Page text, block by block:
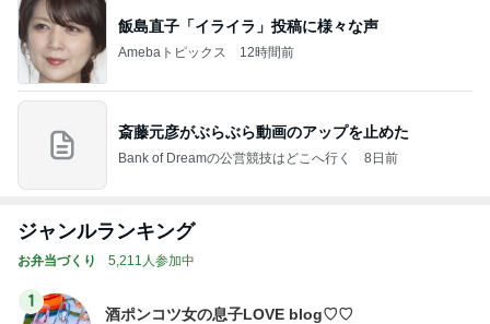
飯島直子「イライラ」投稿に様々な声
Amebaトピックス 12時間前
斎藤元彦がぶらぶら動画のアップを止めた
Bank of Dreamの公営競技はどこへ行く 8日前
ジャンルランキング
お弁当づくり 5,211人参加中
1
酒ポンコツ女の息子LOVE blog♡♡